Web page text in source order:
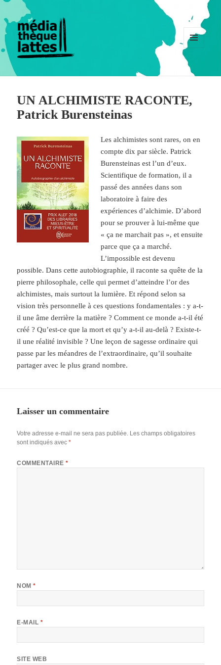
MENU
WIDGETS
UN ALCHIMISTE RACONTE,
Patrick Burensteinas
Les alchimistes sont rares, on en
compte dix par siècle. Patrick
Burensteinas est l’un d’eux.
Scientifique de formation, il a
passé des années dans son
laboratoire à faire des
expériences d’alchimie. D’abord
pour se prouver à lui-même que
« ça ne marchait pas », et ensuite
parce que ça a marché.
L’impossible est devenu
possible. Dans cette autobiographie, il raconte sa quête de la
pierre philosophale, celle qui permet d’atteindre l’or des
alchimistes, mais surtout la lumière. Et répond selon sa
vision très personnelle à ces questions fondamentales : y a-t-
il une âme derrière la matière ? Comment ce monde a-t-il été
créé ? Qu’est-ce que la mort et qu’y a-t-il au-delà ? Existe-t-
il une réalité invisible ? Une leçon de sagesse ordinaire qui
passe par les méandres de l’extraordinaire, qu’il souhaite
partager avec le plus grand nombre.
Laisser un commentaire
Votre adresse e-mail ne sera pas publiée. Les champs obligatoires
sont indiqués avec*
COMMENTAIRE*
NOM*
E-MAIL *
SITE WEB